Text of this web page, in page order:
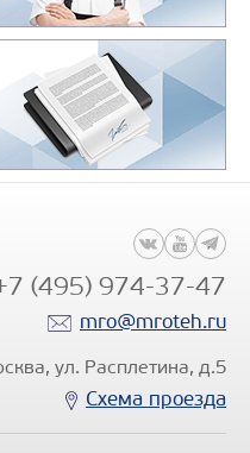
КО-507А-2
Цена по запросу
Производитель
Производительность
вакуум-насоса, м3/ч
Глубина очищаемого
колодца, м
Модель шасси
Колёсная формула
(495) 974-37-47
mro@mroteh.ru
ул. Расплетина, д.5
Схема проезда